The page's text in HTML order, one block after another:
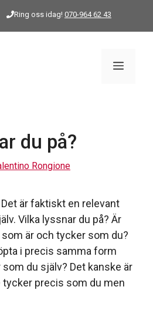
Ring oss idag! 070-964 62 43
Meny
du på?
Rongione
är faktiskt en relevant
Vilka lyssnar du på? Är
är och tycker som du?
i precis samma form
du själv? Det kanske är
precis som du men